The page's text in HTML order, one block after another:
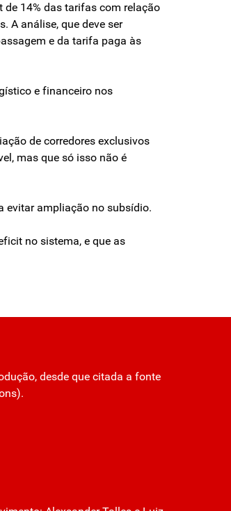
de 14% das tarifas com relação
A análise, que deve ser
e da tarifa paga às
e financeiro nos
de corredores exclusivos
mas que só isso não é
evitar ampliação no subsídio.
no sistema, e que as
desde que citada a fonte
).